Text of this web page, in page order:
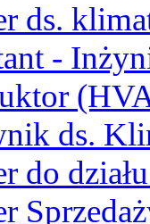
ds.
-
ds.
do